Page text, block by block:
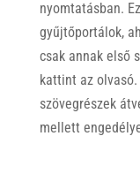
nyomtatásban.
gyűjtőportálok,
csak annak első
kattint az
szövegrészek
mellett